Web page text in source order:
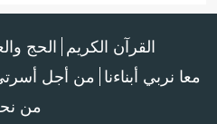
القرآن الكريم الحج
معا نربي أبناءنا من أجل
من